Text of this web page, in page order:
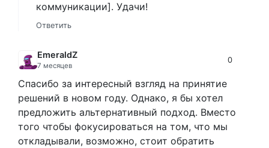
коммуникации]. Удачи!
Ответить
EmeraldZ
7 месяцев
0
Спасибо за интересный взгляд на принятие
решений в новом году. Однако, я бы хотел
предложить альтернативный подход. Вместо
того чтобы фокусироваться на том, что мы
откладывали, возможно, стоит обратить